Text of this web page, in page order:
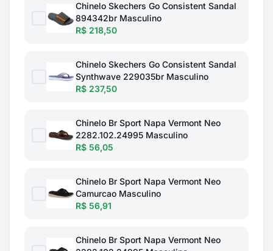
Chinelo Skechers Go Consistent Sandal
894342br Masculino
R$ 218,50
Chinelo Skechers Go Consistent Sandal
Synthwave 229035br Masculino
R$ 237,50
Chinelo Br Sport Napa Vermont Neo
2282.102.24995 Masculino
R$ 56,05
Chinelo Br Sport Napa Vermont Neo
Camurcao Masculino
R$ 56,91
Chinelo Br Sport Napa Vermont Neo